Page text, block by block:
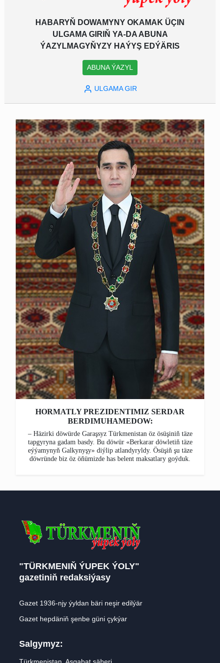
HABARYŇ DOWAMYNY OKAMAK ÜÇIN
ULGAMA GIRIŇ YA-DA ABUNA
ÝAZYLMAGYŇYZY HAÝYŞ EDÝÄRIS
ABUNA ÝAZYL
ULGAMA GIR
HORMATLY PREZIDENTIMIZ SERDAR
BERDIMUHAMEDOW:
– Häzirki döwürde Garaşsyz Türkmenistan öz ösüşiniň täze
tapgyryna gadam basdy. Bu döwür «Berkarar döwletiň täze
eýýamynyň Galkynyşy» diýlip atlandyryldy. Ösüşiň şu täze
döwründe biz öz öňümizde has belent maksatlary goýduk.
"TÜRKMENIŇ ÝUPEK ÝOLY"
gazetiniň redaksiýasy
Gazet 1936-njy ýyldan bäri neşir edilýär
Gazet hepdäniň şenbe güni çykýar
Salgymyz: